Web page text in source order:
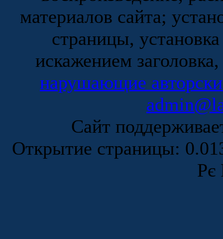
материалов сайта;
страницы,
искажением
нарушающие
Сайт
Открытие страницы:
Рє